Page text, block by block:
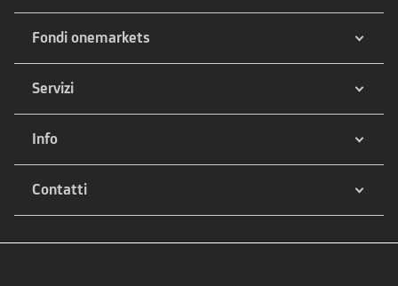
Fondi onemarkets
Servizi
Info
Contatti